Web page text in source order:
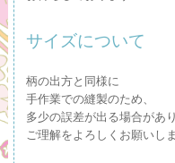
サイズについて
柄の出方と同様に
手作業での縫製のため、
多少の誤差が出る場合があり
ご理解をよろしくお願いしま